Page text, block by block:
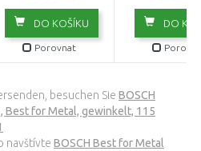
DO KOŠÍKU
Porovnat
DO
besuchen Sie BOSCH
Best for Metal, gewinkelt, 115
navštívte BOSCH Best for Metal